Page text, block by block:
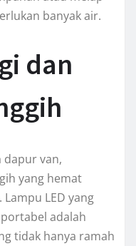
banyak air.
dan
dapur van,
yang hemat
LED yang
adalah
tidak hanya ramah